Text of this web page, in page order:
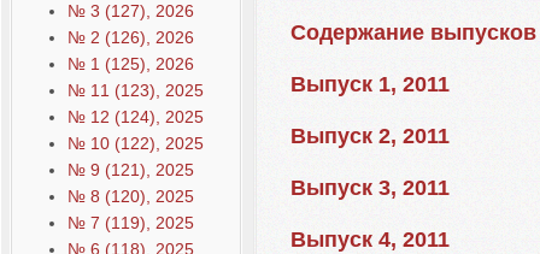
№ 3 (127), 2026
№ 2 (126), 2026
№ 1 (125), 2026
№ 11 (123), 2025
№ 12 (124), 2025
№ 10 (122), 2025
№ 9 (121), 2025
№ 8 (120), 2025
№ 7 (119), 2025
№ 6 (118), 2025
Содержание выпусков
Выпуск 1, 2011
Выпуск 2, 2011
Выпуск 3, 2011
Выпуск 4, 2011